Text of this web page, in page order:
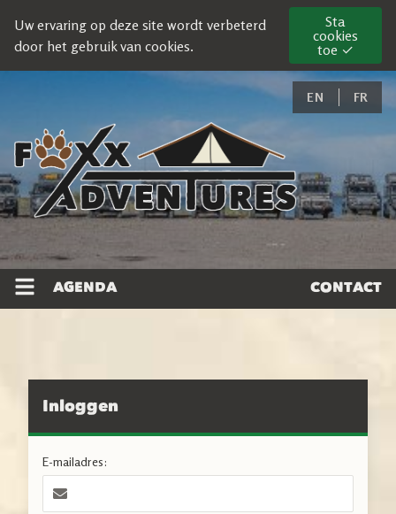
Uw ervaring op deze site wordt verbeterd
door het gebruik van cookies.
Sta
cookies
toe ✓
EN FR
AGENDA CONTACT
Inloggen
E-mailadres: